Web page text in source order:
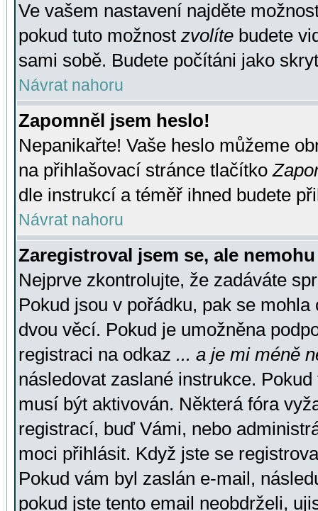
Ve vašem nastavení najděte
pokud tuto možnost zvolíte budete
sami sobě. Budete počítáni jako
Návrat nahoru
Zapomněl jsem heslo!
Nepanikařte! Vaše heslo můžeme
na přihlašovací stránce tlačítko
dle instrukcí a téměř ihned budete
Návrat nahoru
Zaregistroval jsem se, ale
Nejprve zkontrolujte, že zadáváte
Pokud jsou v pořádku, pak se
dvou věcí. Pokud je umožněna
registraci na odkaz ... a je mi méně
následovat zaslané instrukce.
musí být aktivován. Některá fóra
registrací, buď Vámi, nebo
moci přihlásit. Když jste se
Pokud vám byl zaslán e-mail,
pokud jste tento email neobdrželi,